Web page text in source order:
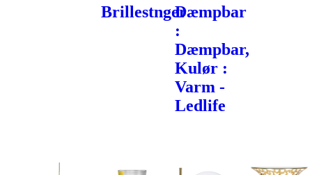
BrillestngerDæmpbar
:
Dæmpbar,
Kulør :
Varm -
Ledlife